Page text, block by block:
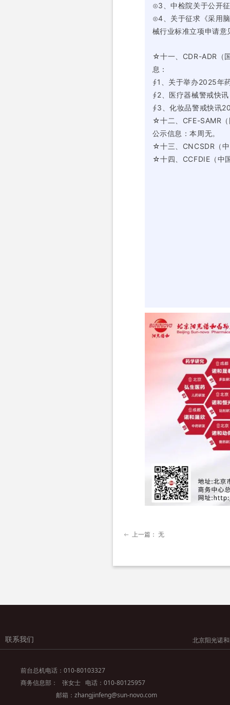
⊙3、中检院关于公开
⊙4、关于征求《采用
械行业标准立项申请意
☆十一、CDR-ADR（
息：
∮1、关于举办2025年
∮2、医疗器械警戒快
∮3、化妆品警戒快讯
☆十二、CFE-SAMR（
公示信息：本周无。
☆十三、CNCSDR（
☆十四、CCFDIE（中
ꂃ 上一篇： 无
联系我们 北京阳光诺和
前台总机电话：010-80103327
商务信息部： 张女士 电话：010-80125957
邮箱：zhangjinfeng@sun-novo.com